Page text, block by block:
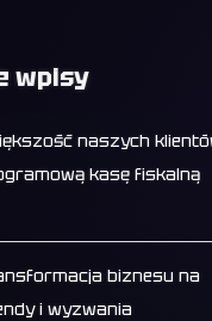
wpisy
naszych
kasę fiskalną
biznesu na
i wyzwania